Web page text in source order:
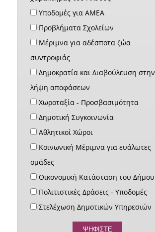
Υποδομές για ΑΜΕΑ
Προβλήματα Σχολείων
Μέριμνα για αδέσποτα ζώα
συντροφιάς
Δημοκρατία και Διαβούλευση στην
λήψη αποφάσεων
Χωροταξία - Προσβασιμότητα
Δημοτική Συγκοινωνία
Αθλητικοί Χώροι
Κοινωνική Μέριμνα για ευάλωτες
ομάδες
Οικονομική Κατάσταση του Δήμου
Πολιτιστικές Δράσεις - Υποδομές
Στελέχωση Δημοτικών Υπηρεσιών